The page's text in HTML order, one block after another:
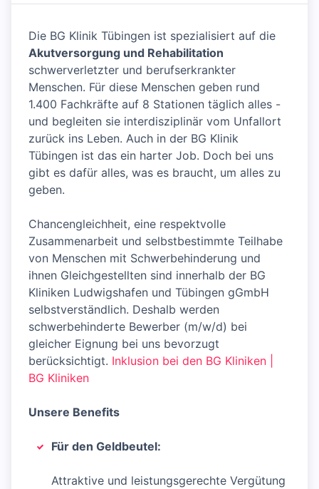
Die BG Klinik Tübingen ist spezialisiert auf die
Akutversorgung und Rehabilitation
schwerverletzter und berufserkrankter
Menschen. Für diese Menschen geben rund
1.400 Fachkräfte auf 8 Stationen täglich alles -
und begleiten sie interdisziplinär vom Unfallort
zurück ins Leben. Auch in der BG Klinik
Tübingen ist das ein harter Job. Doch bei uns
gibt es dafür alles, was es braucht, um alles zu
geben.
Chancengleichheit, eine respektvolle
Zusammenarbeit und selbstbestimmte Teilhabe
von Menschen mit Schwerbehinderung und
ihnen Gleichgestellten sind innerhalb der BG
Kliniken Ludwigshafen und Tübingen gGmbH
selbstverständlich. Deshalb werden
schwerbehinderte Bewerber (m/w/d) bei
gleicher Eignung bei uns bevorzugt
berücksichtigt. Inklusion bei den BG Kliniken |
BG Kliniken
Unsere Benefits
Für den Geldbeutel:
Attraktive und leistungsgerechte Vergütung